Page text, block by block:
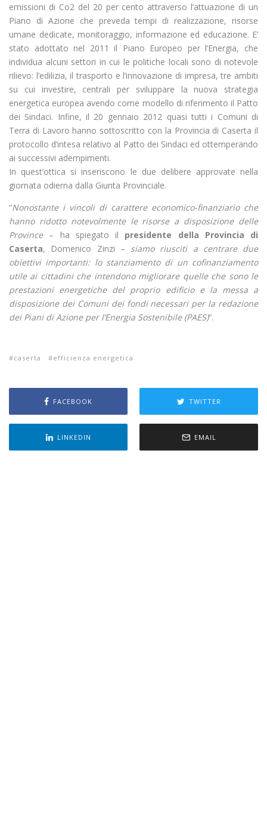
emissioni di Co2 del 20 per cento attraverso l’attuazione di un
Piano di Azione che preveda tempi di realizzazione, risorse
umane dedicate, monitoraggio, informazione ed educazione. E’
stato adottato nel 2011 il Piano Europeo per l’Energia, che
individua alcuni settori in cui le politiche locali sono di notevole
rilievo: l’edilizia, il trasporto e l’innovazione di impresa, tre ambiti
su cui investire, centrali per sviluppare la nuova strategia
energetica europea avendo come modello di riferimento il Patto
dei Sindaci. Infine, il 20 gennaio 2012 quasi tutti i Comuni di
Terra di Lavoro hanno sottoscritto con la Provincia di Caserta il
protocollo d’intesa relativo al Patto dei Sindaci ed ottemperando
ai successivi adempimenti.
In quest’ottica si inseriscono le due delibere approvate nella
giornata odierna dalla Giunta Provinciale.
“Nonostante i vincoli di carattere economico-finanziario che
hanno ridotto notevolmente le risorse a disposizione delle
Province– ha spiegato il presidente della Provincia di
Caserta, Domenico Zinzi – siamo riusciti a centrare due
obiettivi importanti: lo stanziamento di un cofinanziamento
utile ai cittadini che intendono migliorare quelle che sono le
prestazioni energetiche del proprio edificio e la messa a
disposizione dei Comuni dei fondi necessari per la redazione
dei Piani di Azione per l’Energia Sostenibile (PAES)“.
caserta efficienza energetica
FACEBOOK TWITTER
LINKEDIN EMAIL